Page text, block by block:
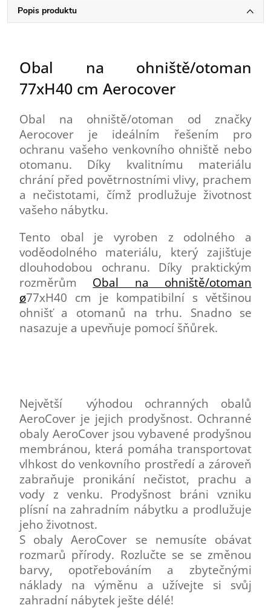
Popis produktu
Obal na ohniště/otoman
77xH40 cm Aerocover
Obal na ohniště/otoman od značky
Aerocover je ideálním řešením pro
ochranu vašeho venkovního ohniště nebo
otomanu. Díky kvalitnímu materiálu
chrání před povětrnostními vlivy, prachem
a nečistotami, čímž prodlužuje životnost
vašeho nábytku.
Tento obal je vyroben z odolného a
voděodolného materiálu, který zajišťuje
dlouhodobou ochranu. Díky praktickým
rozměrům Obal na ohniště/otoman
ø77xH40 cm je kompatibilní s většinou
ohnišť a otomanů na trhu. Snadno se
nasazuje a upevňuje pomocí šňůrek.
Největší výhodou ochranných obalů
AeroCover je jejich prodyšnost. Ochranné
obaly AeroCover jsou vybavené prodyšnou
membránou, která pomáha transportovat
vlhkost do venkovního prostředí a zároveň
zabraňuje pronikání nečistot, prachu a
vody z venku. Prodyšnost bráni vzniku
plísní na zahradním nábytku a prodlužuje
jeho životnost.
S obaly AeroCover se nemusíte obávat
rozmarů přírody. Rozlučte se se změnou
barvy, opotřebováním a zbytečnými
náklady na výměnu a užívejte si svůj
zahradní nábytek ješte délé!